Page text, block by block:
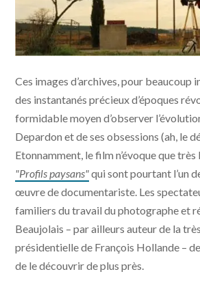
Ces images d’archives, pour beaucoup
des instantanés précieux d’époques
formidable moyen d’observer
Depardon et de ses obsessions (ah, le
Etonnamment, le film n’évoque que
"Profils paysans"qui sont pourtant l’un
œuvre de documentariste. Les
familiers du travail du photographe et
Beaujolais – par ailleurs auteur de la
présidentielle de François Hollande –
de le découvrir de plus près.